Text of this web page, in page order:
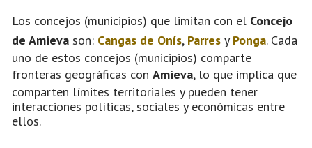
Los concejos (municipios) que limitan con el Concejo
de Amieva son: Cangas de Onís, Parres y Ponga. Cada
uno de estos concejos (municipios) comparte
fronteras geográficas con Amieva, lo que implica que
comparten límites territoriales y pueden tener
interacciones políticas, sociales y económicas entre
ellos.